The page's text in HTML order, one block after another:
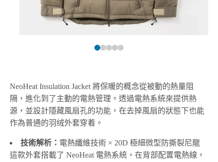
NeoHeat Insulation Jacket 將保暖的概念從被動的熱量阻
隔，進化到了主動的電熱管理。透過電熱系統來提供熱
源，並設計隱藏風扇孔的功能，在去掉風扇的狀態下也能
作為普通的羽绒外套穿着。
技術解析： 電熱纖維技術 × 20D 極細微型防撕裂尼龍
這款外套搭載了 NeoHeat 電熱系統，在背部配置電熱線，